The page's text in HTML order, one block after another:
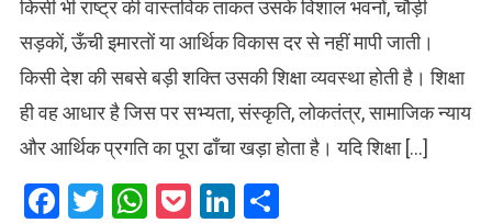
किसी भी राष्ट्र की वास्तविक ताकत उसके विशाल भवनों, चौड़ी
सड़कों, ऊँची इमारतों या आर्थिक विकास दर से नहीं मापी जाती।
किसी देश की सबसे बड़ी शक्ति उसकी शिक्षा व्यवस्था होती है। शिक्षा
ही वह आधार है जिस पर सभ्यता, संस्कृति, लोकतंत्र, सामाजिक न्याय
और आर्थिक प्रगति का पूरा ढाँचा खड़ा होता है। यदि शिक्षा […]
Facebook
Twitter
WhatsApp
PocketLinkedIn